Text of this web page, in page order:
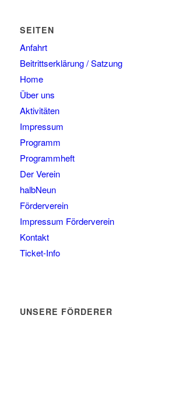
SEITEN
Anfahrt
Beitrittserklärung / Satzung
Home
Über uns
Aktivitäten
Impressum
Programm
Programmheft
Der Verein
halbNeun
Förderverein
Impressum Förderverein
Kontakt
Ticket-Info
UNSERE FÖRDERER